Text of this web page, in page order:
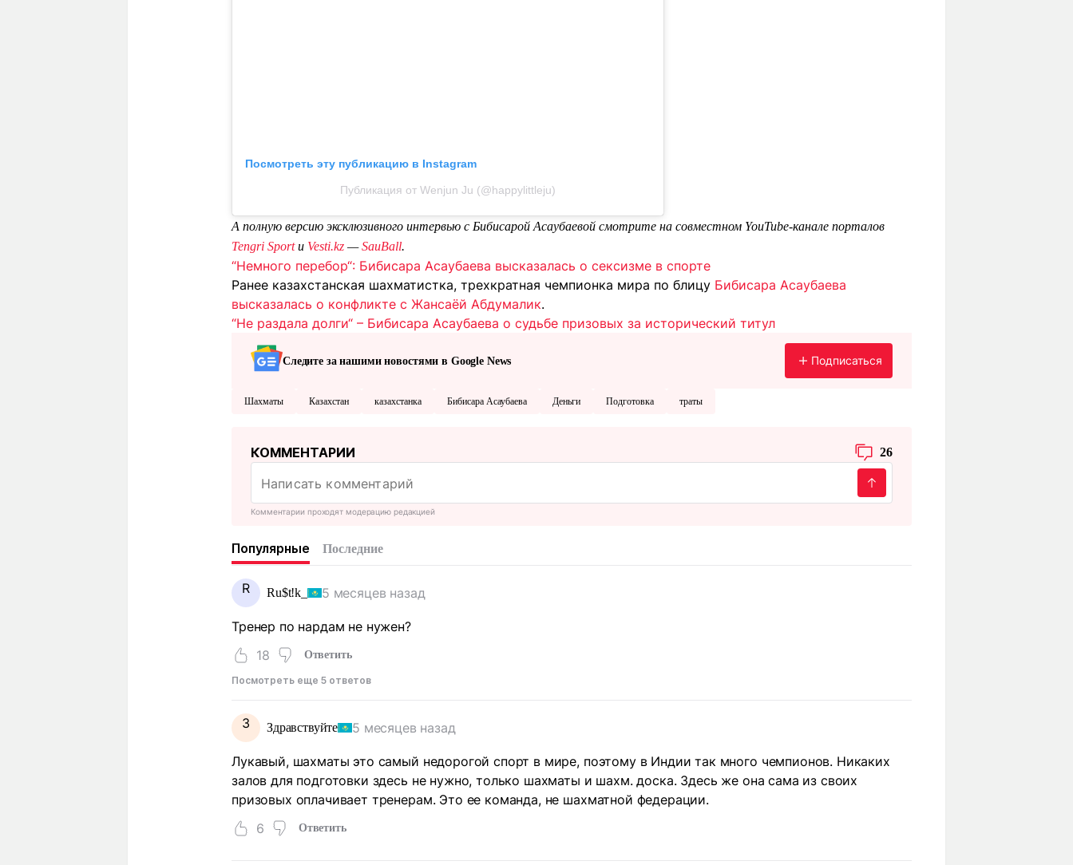
Посмотреть эту публикацию в Instagram
Публикация от Wenjun Ju (@happylittleju)
А полную версию эксклюзивного интервью с Бибисарой Асаубаевой смотрите на совместном YouTube-канале порталов
Tengri Sport и Vesti.kz — SauBall.
“Немного перебор“: Бибисара Асаубаева высказалась о сексизме в спорте
Ранее казахстанская шахматистка, трехкратная чемпионка мира по блицу Бибисара Асаубаева
высказалась о конфликте с Жансаёй Абдумалик.
“Не раздала долги“ – Бибисара Асаубаева о судьбе призовых за исторический титул
Следите за нашими новостями в Google News Подписаться
Шахматы Казахстан казахстанка Бибисара Асаубаева Деньги Подготовка траты
КОММЕНТАРИИ 26
Комментарии проходят модерацию редакцией
Популярные Последние
R Ru$t!k_ 5 месяцев назад
Тренер по нардам не нужен?
18
Ответить
Посмотреть еще 5 ответов
З Здравствуйте 5 месяцев назад
Лукавый, шахматы это самый недорогой спорт в мире, поэтому в Индии так много чемпионов. Никаких
залов для подготовки здесь не нужно, только шахматы и шахм. доска. Здесь же она сама из своих
призовых оплачивает тренерам. Это ее команда, не шахматной федерации.
6
Ответить